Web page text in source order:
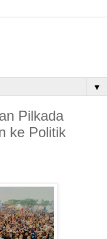
▼
Pilkada
ke Politik